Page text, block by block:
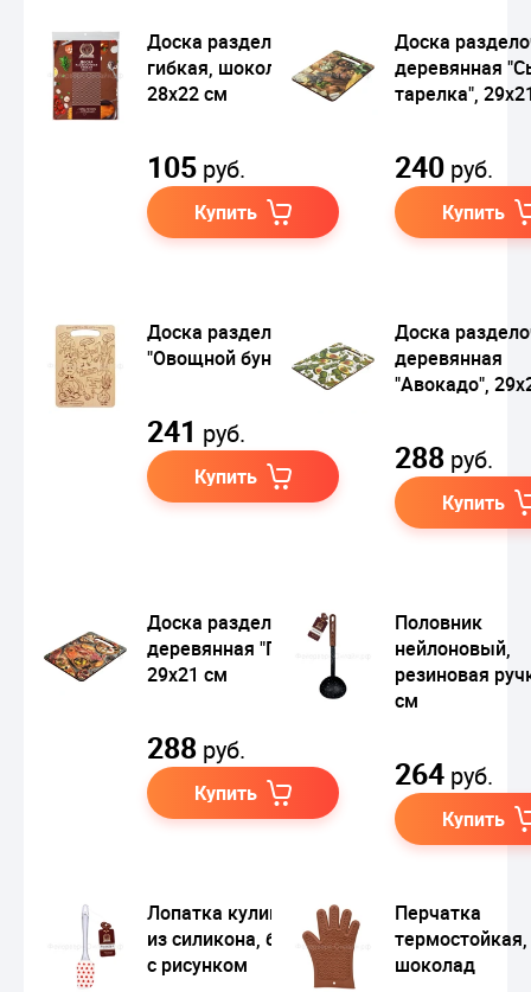
Доска разделочная
гибкая, шоколад,
28х22 см
105 руб.
Купить
Доска
деревянная
тарелка",
240 руб.
Купить
Доска разделочная
"Овощной бунт"
241 руб.
Купить
Доска
деревянная
"Авокадо",
288 руб.
Купить
Доска разделочная
деревянная "Парма",
29х21 см
288 руб.
Купить
Половник
нейлоновый,
резиновая
см
264 руб.
Купить
Лопатка кулинарная
из силикона, белый,
с рисунком
Перчатка
термостойкая,
шоколад